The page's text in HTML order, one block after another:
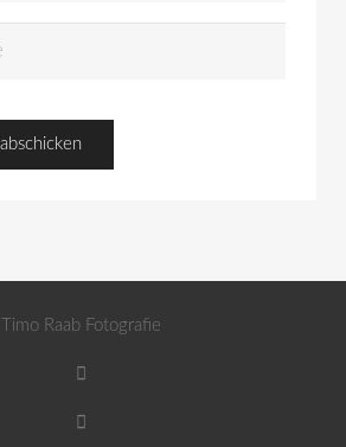
Timo Raab Fotografie